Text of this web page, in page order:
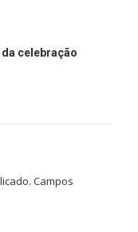
celebração
Campos